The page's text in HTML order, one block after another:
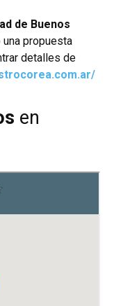
de Buenos
una propuesta
detalles de
en